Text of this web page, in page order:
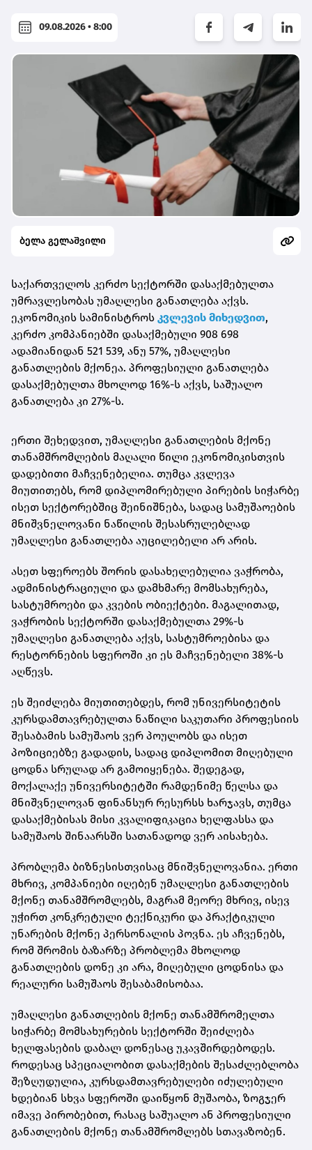
09.08.2026 • 8:00
ბელა გელაშვილი
საქართველოს კერძო სექტორში დასაქმებულთა
უმრავლესობას უმაღლესი განათლება აქვს.
ეკონომიკის სამინისტროს კვლევის მიხედვით,
კერძო კომპანიებში დასაქმებული 908 698
ადამიანიდან 521 539, ანუ 57%, უმაღლესი
განათლების მქონეა. პროფესიული განათლება
დასაქმებულთა მხოლოდ 16%-ს აქვს, საშუალო
განათლება კი 27%-ს.
ერთი შეხედვით, უმაღლესი განათლების მქონე
თანამშრომლების მაღალი წილი ეკონომიკისთვის
დადებითი მაჩვენებელია. თუმცა კვლევა
მიუთითებს, რომ დიპლომირებული პირების სიჭარბე
ისეთ სექტორებშიც შეინიშნება, სადაც სამუშაოების
მნიშვნელოვანი ნაწილის შესასრულებლად
უმაღლესი განათლება აუცილებელი არ არის.
ასეთ სფეროებს შორის დასახელებულია ვაჭრობა,
ადმინისტრაციული და დამხმარე მომსახურება,
სასტუმროები და კვების ობიექტები. მაგალითად,
ვაჭრობის სექტორში დასაქმებულთა 29%-ს
უმაღლესი განათლება აქვს, სასტუმროებისა და
რესტორნების სფეროში კი ეს მაჩვენებელი 38%-ს
აღწევს.
ეს შეიძლება მიუთითებდეს, რომ უნივერსიტეტის
კურსდამთავრებულთა ნაწილი საკუთარი პროფესიის
შესაბამის სამუშაოს ვერ პოულობს და ისეთ
პოზიციებზე გადადის, სადაც დიპლომით მიღებული
ცოდნა სრულად არ გამოიყენება. შედეგად,
მოქალაქე უნივერსიტეტში რამდენიმე წელსა და
მნიშვნელოვან ფინანსურ რესურსს ხარჯავს, თუმცა
დასაქმებისას მისი კვალიფიკაცია ხელფასსა და
სამუშაოს შინაარსში სათანადოდ ვერ აისახება.
პრობლემა ბიზნესისთვისაც მნიშვნელოვანია. ერთი
მხრივ, კომპანიები იღებენ უმაღლესი განათლების
მქონე თანამშრომლებს, მაგრამ მეორე მხრივ, ისევ
უჭირთ კონკრეტული ტექნიკური და პრაქტიკული
უნარების მქონე პერსონალის პოვნა. ეს აჩვენებს,
რომ შრომის ბაზარზე პრობლემა მხოლოდ
განათლების დონე კი არა, მიღებული ცოდნისა და
რეალური სამუშაოს შესაბამისობაა.
უმაღლესი განათლების მქონე თანამშრომელთა
სიჭარბე მომსახურების სექტორში შეიძლება
ხელფასების დაბალ დონესაც უკავშირდებოდეს.
როდესაც სპეციალობით დასაქმების შესაძლებლობა
შეზღუდულია, კურსდამთავრებულები იძულებული
ხდებიან სხვა სფეროში დაიწყონ მუშაობა, ზოგჯერ
იმავე პირობებით, რასაც საშუალო ან პროფესიული
განათლების მქონე თანამშრომლებს სთავაზობენ.